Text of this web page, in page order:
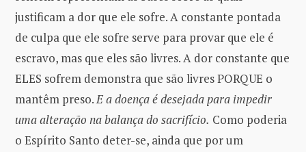
justificam a dor que ele sofre. A constante pontada
de culpa que ele sofre serve para provar que ele é
escravo, mas que eles são livres. A dor constante que
ELES sofrem demonstra que são livres PORQUE o
mantêm preso.E a doença é desejada para impedir
uma alteração na balança do sacrifício. Como poderia
o Espírito Santo deter-se, ainda que por um